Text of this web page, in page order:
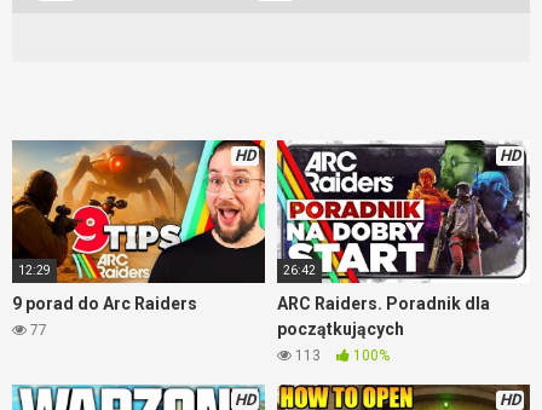
HD
12:29
9 porad do Arc Raiders
77
HD
26:42
ARC Raiders. Poradnik dla
początkujących
113 100%
HD HD